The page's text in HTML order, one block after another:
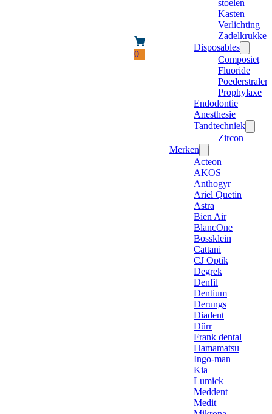
0
stoelen
Kasten
Verlichting
Zadelkrukken
Disposables
Composiet
Fluoride
Poederstraler
Prophylaxe
Endodontie
Anesthesie
Tandtechniek
Zircon
Merken
Acteon
AKOS
Anthogyr
Ariel Quetin
Astra
Bien Air
BlancOne
Bossklein
Cattani
CJ Optik
Degrek
Denfil
Dentium
Derungs
Diadent
Dürr
Frank dental
Hamamatsu
Ingo-man
Kia
Lumick
Meddent
Medit